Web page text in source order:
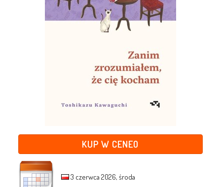
KUP W CENEO
3 czerwca 2026, środa